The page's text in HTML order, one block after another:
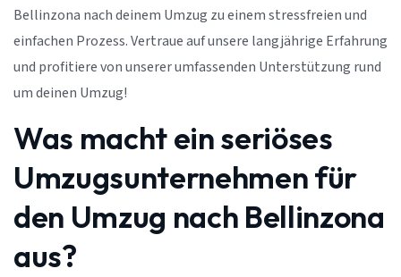
Bellinzona nach deinem Umzug zu einem stressfreien und
einfachen Prozess. Vertraue auf unsere langjährige Erfahrung
und profitiere von unserer umfassenden Unterstützung rund
um deinen Umzug!
Was macht ein seriöses
Umzugsunternehmen für
den Umzug nach Bellinzona
aus?